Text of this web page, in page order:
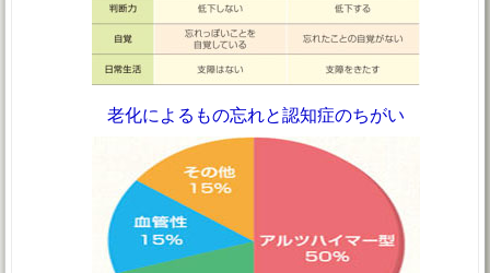
老化によるもの忘れと認知症のちがい